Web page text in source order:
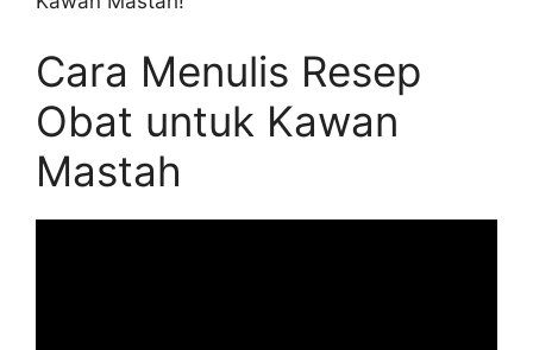
Cara Menulis Resep
Obat untuk Kawan
Mastah